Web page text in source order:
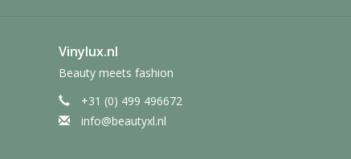
Vinylux.nl
Beauty meets fashion
+31 (0) 499 496672
info@beautyxl.nl